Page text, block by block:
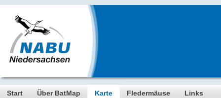
Start Über BatMap Karte Fledermäuse Links